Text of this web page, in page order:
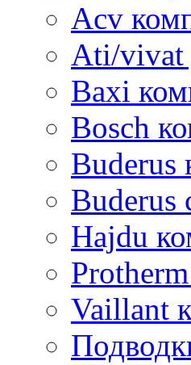
Acv
Ati/vivat
Baxi
Bosch
Buderus
Buderus
Hajdu
Vaillant